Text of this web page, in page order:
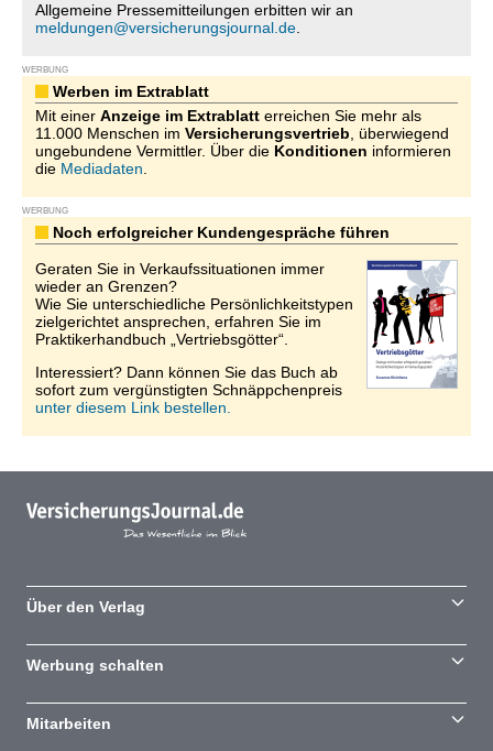
Allgemeine Pressemitteilungen erbitten wir an
meldungen@versicherungsjournal.de
WERBUNG
Werben im Extrablatt
Mit einer Anzeige im Extrablatt erreichen Sie mehr als
11.000 Menschen im Versicherungsvertrieb , überwiegend
ungebundene Vermittler. Über die Konditionen informieren
die Mediadaten
WERBUNG
Noch erfolgreicher Kundengespräche führen
Geraten Sie in Verkaufssituationen immer
wieder an Grenzen?
Wie Sie unterschiedliche Persönlichkeitstypen
zielgerichtet ansprechen, erfahren Sie im
Praktikerhandbuch „Vertriebsgötter“.
Interessiert? Dann können Sie das Buch ab
sofort zum vergünstigten Schnäppchenpreis
unter diesem Link bestellen.
Über den Verlag
Werbung schalten
Mitarbeiten